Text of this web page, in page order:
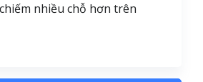
nhiều chỗ hơn trên